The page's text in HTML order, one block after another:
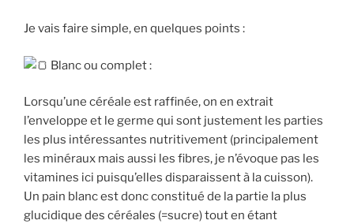
Je vais faire simple, en quelques points :
Blanc ou complet :
Lorsqu’une céréale est raffinée, on en extrait
l’enveloppe et le germe qui sont justement les parties
les plus intéressantes nutritivement (principalement
les minéraux mais aussi les fibres, je n’évoque pas les
vitamines ici puisqu’elles disparaissent à la cuisson).
Un pain blanc est donc constitué de la partie la plus
glucidique des céréales (=sucre) tout en étant